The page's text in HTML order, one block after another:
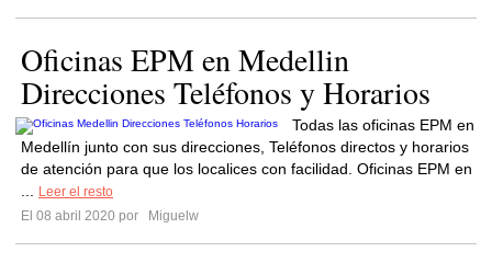
Oficinas EPM en Medellin
Direcciones Teléfonos y Horarios
Todas las oficinas EPM en
Medellín junto con sus direcciones, Teléfonos directos y horarios
de atención para que los localices con facilidad. Oficinas EPM en
Leer el resto
El 08 abril 2020 por
Miguelw